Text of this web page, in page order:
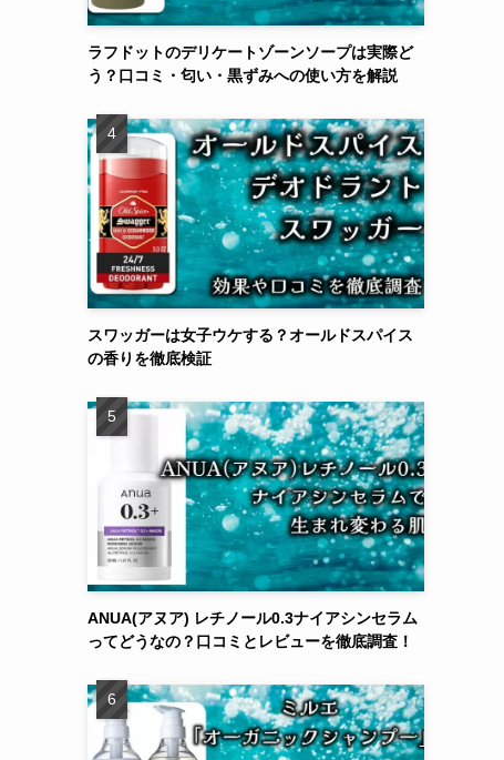
ラフドットのデリケートゾーンソープは実際ど
う？口コミ・匂い・黒ずみへの使い方を解説
スワッガーは女子ウケする？オールドスパイス
の香りを徹底検証
ANUA(アヌア) レチノール0.3ナイアシンセラム
ってどうなの？口コミとレビューを徹底調査！